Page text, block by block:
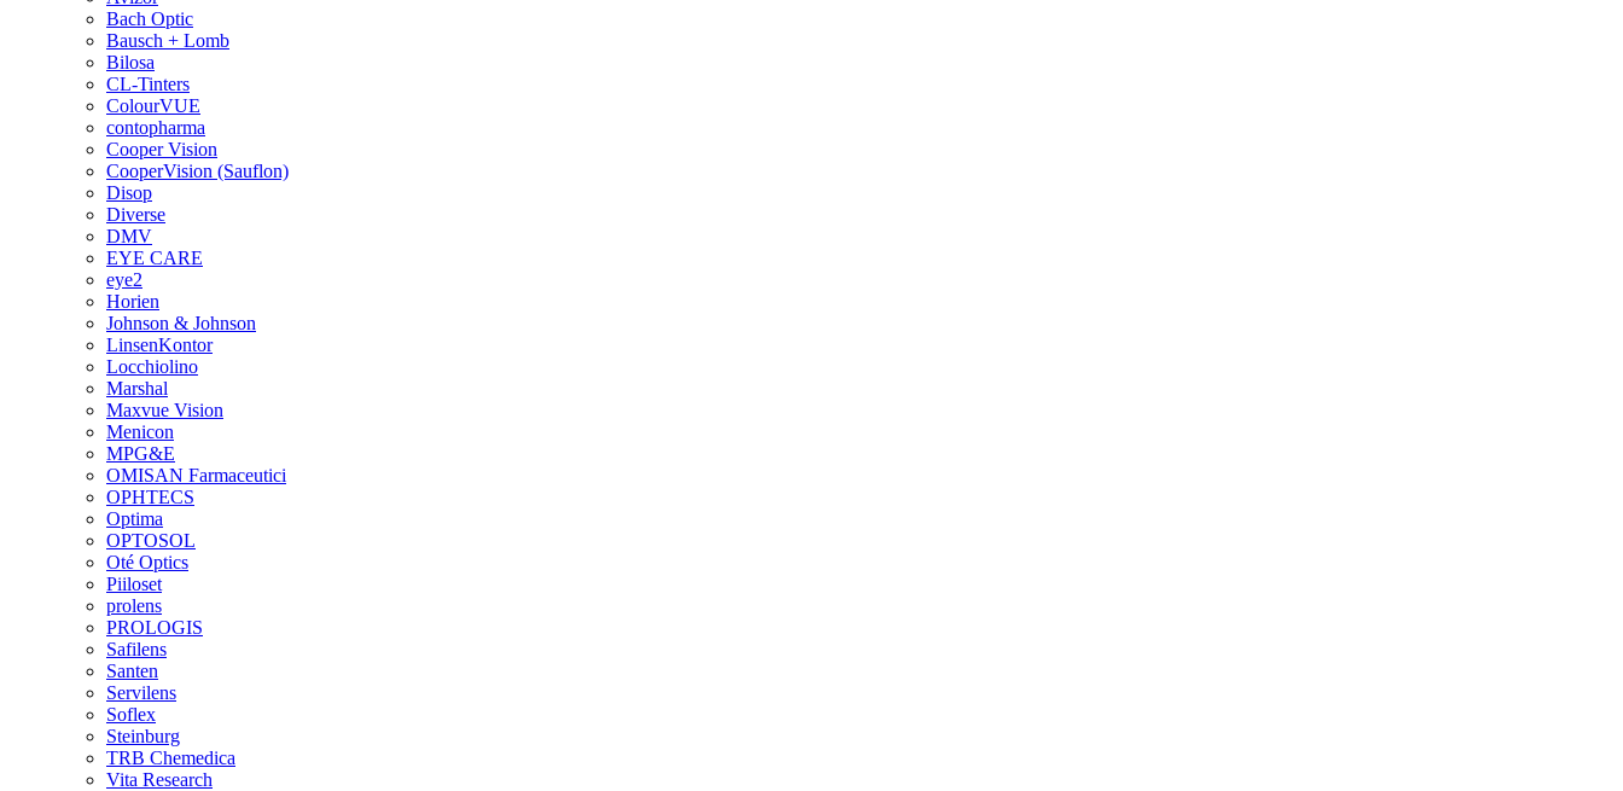
Bach Optic
Bausch + Lomb
Bilosa
CL-Tinters
ColourVUE
contopharma
Cooper Vision
CooperVision (Sauflon)
Disop
Diverse
DMV
EYE CARE
eye2
Horien
Johnson & Johnson
LinsenKontor
Locchiolino
Marshal
Maxvue Vision
Menicon
MPG&E
OMISAN Farmaceutici
OPHTECS
Optima
OPTOSOL
Oté Optics
Piiloset
prolens
PROLOGIS
Safilens
Santen
Servilens
Soflex
Steinburg
TRB Chemedica
Vita Research